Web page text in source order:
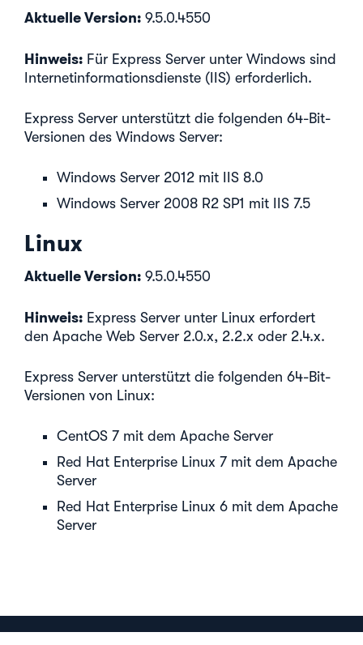
Aktuelle Version: 9.5.0.4550
Hinweis: Für Express Server unter Windows sind
Internetinformationsdienste (IIS) erforderlich.
Express Server unterstützt die folgenden 64-Bit-
Versionen des Windows Server:
Windows Server 2012 mit IIS 8.0
Windows Server 2008 R2 SP1 mit IIS 7.5
Linux
Aktuelle Version: 9.5.0.4550
Hinweis: Express Server unter Linux erfordert
den Apache Web Server 2.0.x, 2.2.x oder 2.4.x.
Express Server unterstützt die folgenden 64-Bit-
Versionen von Linux:
CentOS 7 mit dem Apache Server
Red Hat Enterprise Linux 7 mit dem Apache
Server
Red Hat Enterprise Linux 6 mit dem Apache
Server